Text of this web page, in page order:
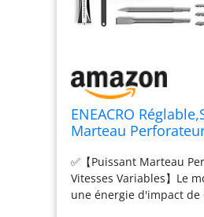
ENEACRO
Marteau
Rapidement
SDS-Plus,
& Technologie
✅【Puissant Marteau
Vitesses Variables】Le
une énergie d'impact de